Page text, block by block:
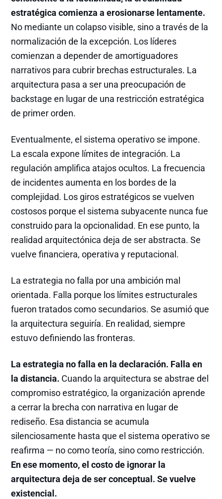
estratégica comienza a erosionarse lentamente.
No mediante un colapso visible, sino a través de la
normalización de la excepción. Los líderes
comienzan a depender de amortiguadores
narrativos para cubrir brechas estructurales. La
arquitectura pasa a ser una preocupación de
backstage en lugar de una restricción estratégica
de primer orden.
Eventualmente, el sistema operativo se impone.
La escala expone límites de integración. La
regulación amplifica atajos ocultos. La frecuencia
de incidentes aumenta en los bordes de la
complejidad. Los giros estratégicos se vuelven
costosos porque el sistema subyacente nunca fue
construido para la opcionalidad. En ese punto, la
realidad arquitectónica deja de ser abstracta. Se
vuelve financiera, operativa y reputacional.
La estrategia no falla por una ambición mal
orientada. Falla porque los límites estructurales
fueron tratados como secundarios. Se asumió que
la arquitectura seguiría. En realidad, siempre
estuvo definiendo las fronteras.
La estrategia no falla en la declaración. Falla en
la distancia. Cuando la arquitectura se abstrae del
compromiso estratégico, la organización aprende
a cerrar la brecha con narrativa en lugar de
rediseño. Esa distancia se acumula
silenciosamente hasta que el sistema operativo se
reafirma — no como teoría, sino como restricción.
En ese momento, el costo de ignorar la
arquitectura deja de ser conceptual. Se vuelve
existencial.